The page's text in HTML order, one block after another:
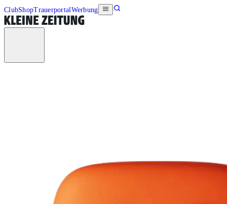
ClubShopTrauerportalWerbung